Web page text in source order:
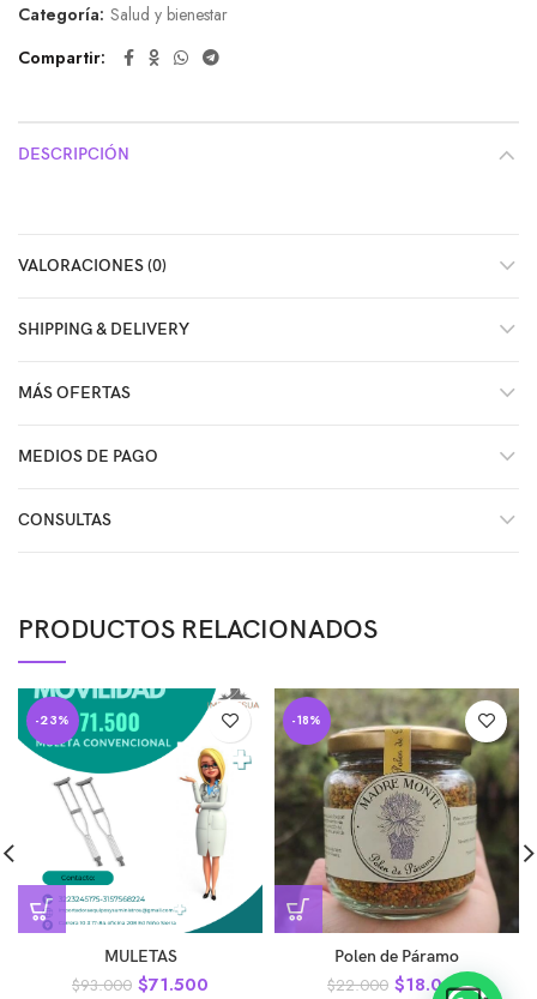
de
Categoría: Salud y bienestar
Compartir
DESCRIPCIÓN
VALORACIONES (0)
SHIPPING & DELIVERY
MÁS OFERTAS
MEDIOS DE PAGO
CONSULTAS
PRODUCTOS RELACIONADOS
-23%
MULETAS
$93.000 $71.500
-18%
Polen de Páramo
$22.000 $18.000